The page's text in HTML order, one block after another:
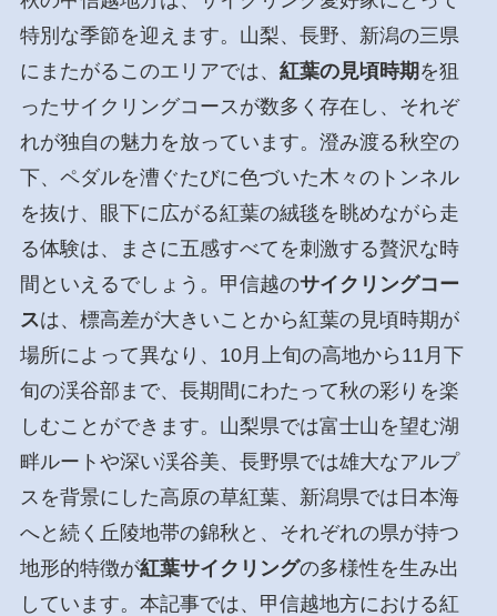
特別な季節を迎えます。山梨、長野、新潟の三県
にまたがるこのエリアでは、 紅葉の見頃時期 を狙
ったサイクリングコースが数多く存在し、それぞ
れが独自の魅力を放っています。澄み渡る秋空の
下、ペダルを漕ぐたびに色づいた木々のトンネル
を抜け、眼下に広がる紅葉の絨毯を眺めながら走
る体験は、まさに五感すべてを刺激する贅沢な時
間といえるでしょう。甲信越のサイクリングコー
スは、標高差が大きいことから紅葉の見頃時期が
場所によって異なり、10月上旬の高地から11月下
旬の渓谷部まで、長期間にわたって秋の彩りを楽
しむことができます。山梨県では富士山を望む湖
畔ルートや深い渓谷美、長野県では雄大なアルプ
スを背景にした高原の草紅葉、新潟県では日本海
へと続く丘陵地帯の錦秋と、それぞれの県が持つ
地形的特徴が紅葉サイクリングの多様性を生み出
しています。本記事では、甲信越地方における紅